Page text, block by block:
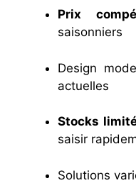
Prix
saisonniers
Design
actuelles
Stocks
saisir
Solutions